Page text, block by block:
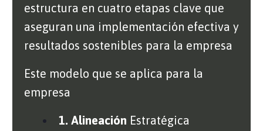
estructura en cuatro etapas clave que
aseguran una implementación efectiva y
resultados sostenibles para la empresa
Este modelo que se aplica para la
empresa
1. Alineación Estratégica